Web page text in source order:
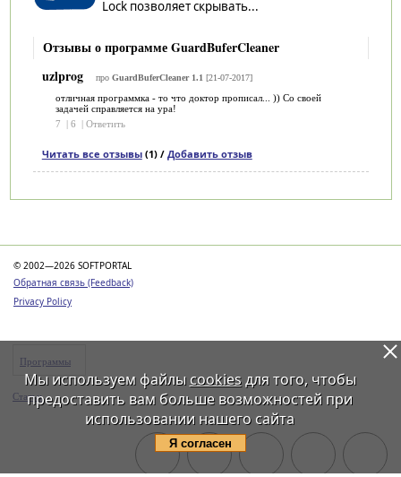
Lock позволяет скрывать...
Отзывы о программе GuardBuferCleaner
uzlprog
про GuardBuferCleaner 1.1 [21-07-2017]
отличная программка - то что доктор прописал... )) Со своей
задачей справляется на ура!
7
6 Ответить
Читать все отзывы(1) / Добавить отзыв
© 2002—2026 SOFTPORTAL
Обратная связь (Feedback)
Privacy Policy
Программы
Статьи
Мы используем файлы cookiesдля того, чтобы
предоставить вам больше возможностей при
использовании нашего сайта